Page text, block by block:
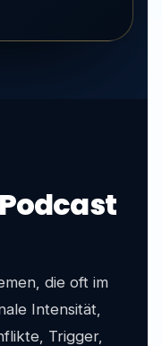
die oft im
Intensität,
Trigger,